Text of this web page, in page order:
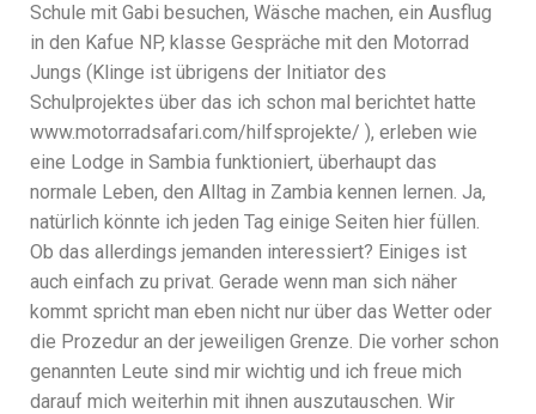
Schule mit Gabi besuchen, Wäsche machen, ein Ausflug
in den Kafue NP, klasse Gespräche mit den Motorrad
Jungs (Klinge ist übrigens der Initiator des
Schulprojektes über das ich schon mal berichtet hatte
www.motorradsafari.com/hilfsprojekte/ ), erleben wie
eine Lodge in Sambia funktioniert, überhaupt das
normale Leben, den Alltag in Zambia kennen lernen. Ja,
natürlich könnte ich jeden Tag einige Seiten hier füllen.
Ob das allerdings jemanden interessiert? Einiges ist
auch einfach zu privat. Gerade wenn man sich näher
kommt spricht man eben nicht nur über das Wetter oder
die Prozedur an der jeweiligen Grenze. Die vorher schon
genannten Leute sind mir wichtig und ich freue mich
darauf mich weiterhin mit ihnen auszutauschen. Wir